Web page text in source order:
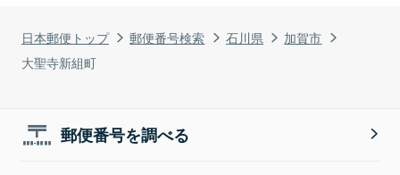
日本郵便トップ 郵便番号検索 石川県
加賀市
大聖寺新組町
郵便番号を調べる